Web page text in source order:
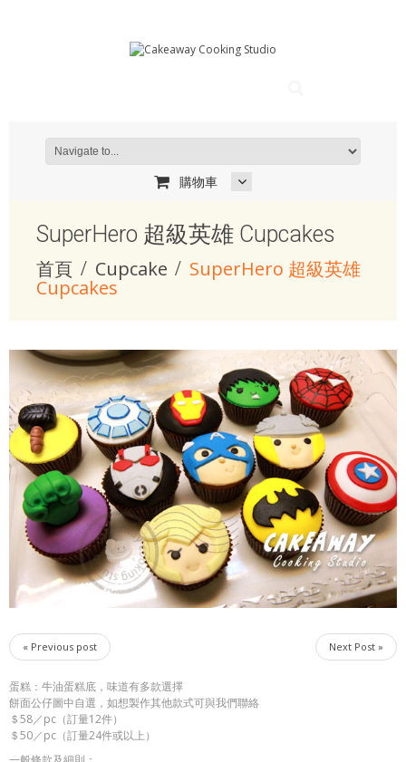
購物車
SuperHero 超級英雄 Cupcakes
首頁 Cupcake SuperHero 超級英雄
Cupcakes
« Previous post Next Post »
蛋糕：牛油蛋糕底，味道有多款選擇
餅面公仔圖中自選，如想製作其他款式可與我們聯絡
＄58／pc（訂量12件）
＄50／pc（訂量24件或以上）